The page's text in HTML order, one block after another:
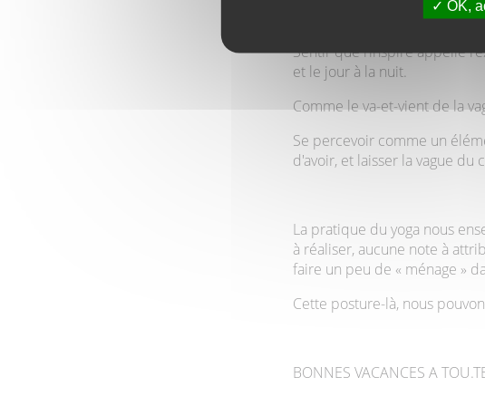
parfums de la nature et
Sentir que l’inspire appelle
et le jour à la nuit.
Comme le va-et-vient de la
Se percevoir comme un
d'avoir, et laisser la vague
La pratique du yoga nous
à réaliser, aucune note à
faire un peu de « ménage »
Cette posture-là, nous
BONNES VACANCES A
OK,